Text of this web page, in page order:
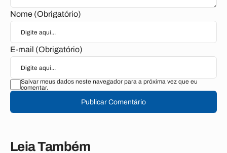
Nome (Obrigatório)
E-mail (Obrigatório)
Salvar meus dados neste navegador para a próxima vez que eu
comentar.
Publicar Comentário
Leia Também